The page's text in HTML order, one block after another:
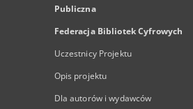
Publiczna
Federacja Bibliotek Cyfrowych
Uczestnicy Projektu
Opis projektu
Dla autorów i wydawców